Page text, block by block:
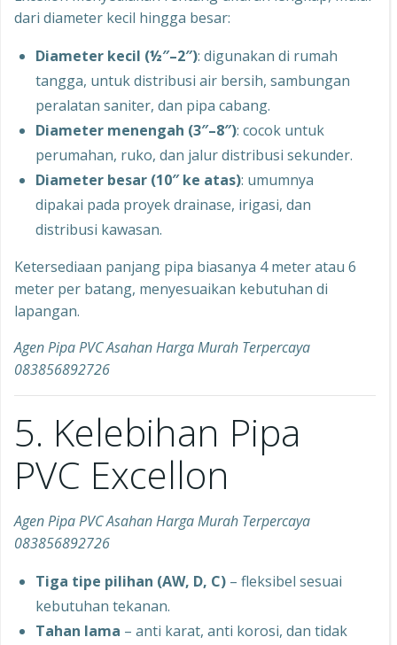
dari diameter kecil hingga besar:
Diameter kecil (½″–2″): digunakan di rumah
tangga, untuk distribusi air bersih, sambungan
peralatan saniter, dan pipa cabang.
Diameter menengah (3″–8″): cocok untuk
perumahan, ruko, dan jalur distribusi sekunder.
Diameter besar (10″ ke atas): umumnya
dipakai pada proyek drainase, irigasi, dan
distribusi kawasan.
Ketersediaan panjang pipa biasanya 4 meter atau 6
meter per batang, menyesuaikan kebutuhan di
lapangan.
Agen Pipa PVC Asahan Harga Murah Terpercaya
083856892726
5. Kelebihan Pipa
PVC Excellon
Agen Pipa PVC Asahan Harga Murah Terpercaya
083856892726
Tiga tipe pilihan (AW, D, C) – fleksibel sesuai
kebutuhan tekanan.
Tahan lama – anti karat, anti korosi, dan tidak